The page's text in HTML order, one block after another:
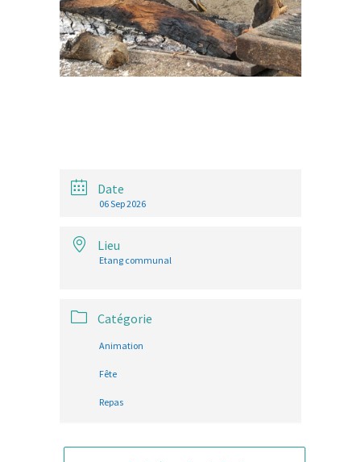
Date
06 Sep 2026
Lieu
Etang communal
Catégorie
Animation
Fête
Repas